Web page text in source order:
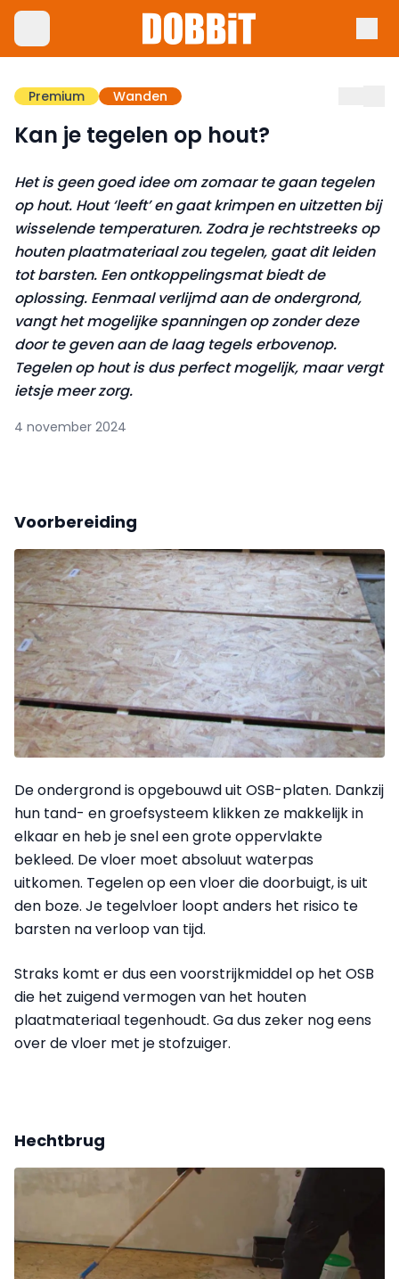
Premium Wanden
Kan je tegelen op hout?
Het is geen goed idee om zomaar te gaan tegelen
op hout. Hout ‘leeft’ en gaat krimpen en uitzetten bij
wisselende temperaturen. Zodra je rechtstreeks op
houten plaatmateriaal zou tegelen, gaat dit leiden
tot barsten. Een ontkoppelingsmat biedt de
oplossing. Eenmaal verlijmd aan de ondergrond,
vangt het mogelijke spanningen op zonder deze
door te geven aan de laag tegels erbovenop.
Tegelen op hout is dus perfect mogelijk, maar vergt
ietsje meer zorg.
4 november 2024
Voorbereiding
De ondergrond is opgebouwd uit OSB-platen. Dankzij
hun tand- en groefsysteem klikken ze makkelijk in
elkaar en heb je snel een grote oppervlakte
bekleed. De vloer moet absoluut waterpas
uitkomen. Tegelen op een vloer die doorbuigt, is uit
den boze. Je tegelvloer loopt anders het risico te
barsten na verloop van tijd.
Straks komt er dus een voorstrijkmiddel op het OSB
die het zuigend vermogen van het houten
plaatmateriaal tegenhoudt. Ga dus zeker nog eens
over de vloer met je stofzuiger.
Hechtbrug